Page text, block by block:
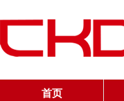
首页